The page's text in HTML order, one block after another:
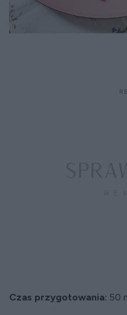
Czas przygotowania: 50